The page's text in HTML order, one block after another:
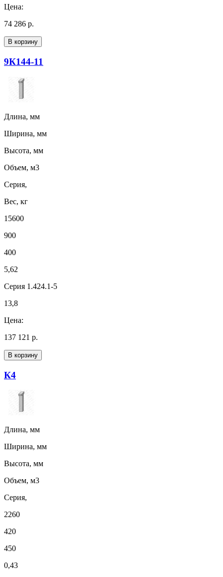
Цена:
74 286 р.
В корзину
9К144-11
Длина, мм
Ширина, мм
Высота, мм
Объем, м3
Серия,
Вес, кг
15600
900
400
5,62
Серия 1.424.1-5
13,8
Цена:
137 121 р.
В корзину
К4
Длина, мм
Ширина, мм
Высота, мм
Объем, м3
Серия,
2260
420
450
0,43